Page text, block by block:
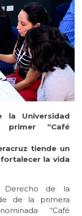
la Universidad
primer “Café
tiende un
la vida
de la
de la primera
“Café